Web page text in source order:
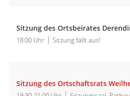
Sitzung des Ortsbeirates
18:00 Uhr Sitzung fällt aus!
Sitzung des Ortschaftsrats